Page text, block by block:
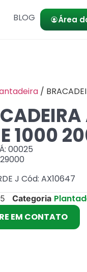
BLOG Área
/
1000
00025
J Cód: AX10647
Categoria
EM CONTATO